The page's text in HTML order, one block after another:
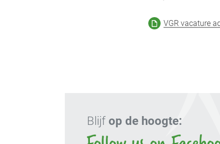
VGR vacature
Blijf op de hoogte: